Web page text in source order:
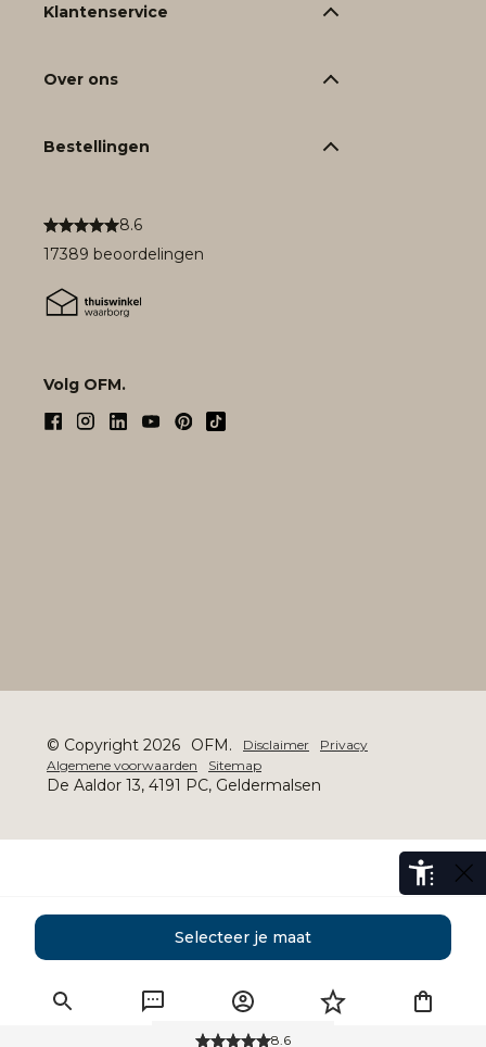
Selecteer je maat
8.6
17389 beoordelingen
Volg OFM.
Klantenservice
Over ons
Bestellingen
© Copyright 2026 OFM. Disclaimer
Privacy
Algemene voorwaarden
Sitemap
De Aaldor 13, 4191 PC, Geldermalsen
8.6